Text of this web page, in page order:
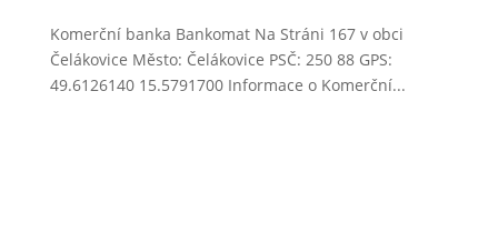
Komerční banka Bankomat Na Stráni 167 v obci
Čelákovice Město: Čelákovice PSČ: 250 88 GPS:
49.6126140 15.5791700 Informace o Komerční...